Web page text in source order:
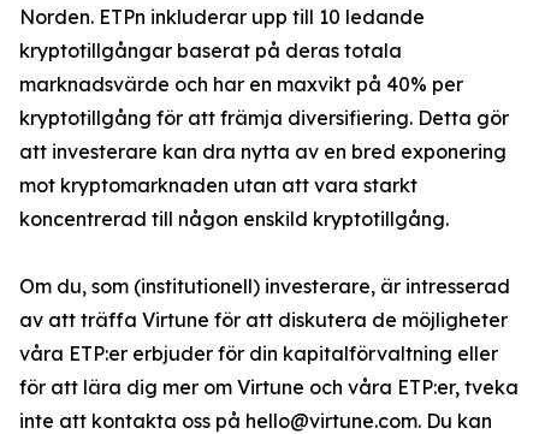
Norden. ETPn inkluderar upp till 10 ledande
kryptotillgångar baserat på deras totala
marknadsvärde och har en maxvikt på 40% per
kryptotillgång för att främja diversifiering. Detta gör
att investerare kan dra nytta av en bred exponering
mot kryptomarknaden utan att vara starkt
koncentrerad till någon enskild kryptotillgång.
Om du, som (institutionell) investerare, är intresserad
av att träffa Virtune för att diskutera de möjligheter
våra ETP:er erbjuder för din kapitalförvaltning eller
för att lära dig mer om Virtune och våra ETP:er, tveka
inte att kontakta oss på hello@virtune.com. Du kan